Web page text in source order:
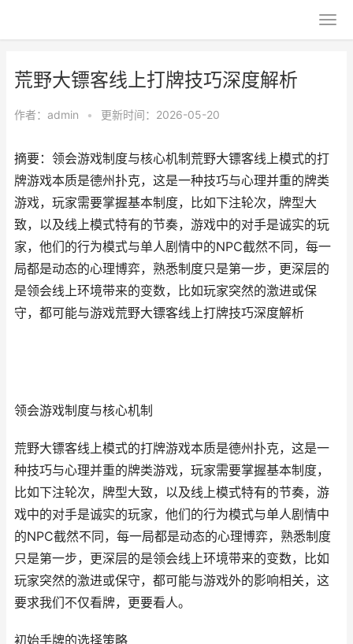
荒野大镖客线上打牌技巧深度解析
作者： admin • 更新时间：2026-05-20
摘要：领会游戏制度与核心机制荒野大镖客线上模式的打
牌游戏本质是德州扑克，这是一种技巧与心理并重的牌类
游戏，玩家需要掌握基本制度，比如下注轮次，牌型大
致，以及线上模式特有的节奏，游戏中的对手是诚实的玩
家，他们的行为模式与单人剧情中的NPC截然不同，每一
局都是动态的心理博弈，熟悉制度只是第一步，更深层的
是领会线上环境带来的变数，比如玩家突然的激进或保
守，都可能与游戏荒野大镖客线上打牌技巧深度解析
领会游戏制度与核心机制
荒野大镖客线上模式的打牌游戏本质是德州扑克，这是一
种技巧与心理并重的牌类游戏，玩家需要掌握基本制度，
比如下注轮次，牌型大致，以及线上模式特有的节奏，游
戏中的对手是诚实的玩家，他们的行为模式与单人剧情中
的NPC截然不同，每一局都是动态的心理博弈，熟悉制度
只是第一步，更深层的是领会线上环境带来的变数，比如
玩家突然的激进或保守，都可能与游戏外的影响相关，这
要求我们不仅看牌，更要看人。
初始手牌的选择策略